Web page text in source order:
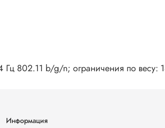
802.11 b/g/n; ограничения по весу:
Информация